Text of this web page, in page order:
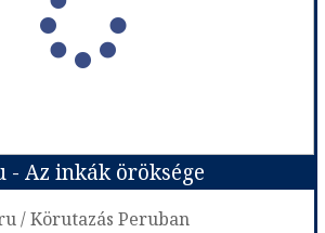
- Az inkák öröksége
/ Körutazás Peruban